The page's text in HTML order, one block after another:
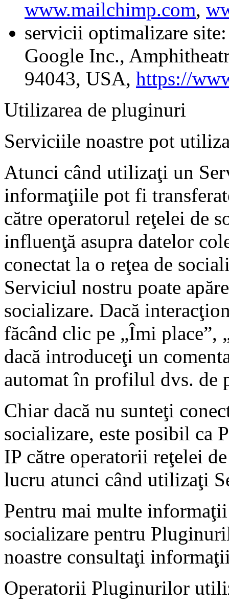
www.mailchimp.com,
servicii optimalizare site:
Google Inc.,
94043, USA, https://
Utilizarea de pluginuri
Serviciile noastre pot
Atunci când utilizaţi un
informaţiile pot fi
către operatorul reţelei de
influenţă asupra datelor
conectat la o reţea de
Serviciul nostru poate
socializare. Dacă
făcând clic pe „Îmi place”,
dacă introduceţi un
automat în profilul dvs. de
Chiar dacă nu sunteţi
socializare, este posibil ca
IP către operatorii reţelei
lucru atunci când utilizaţi
Pentru mai multe
socializare pentru
noastre consultaţi
Operatorii Pluginurilor